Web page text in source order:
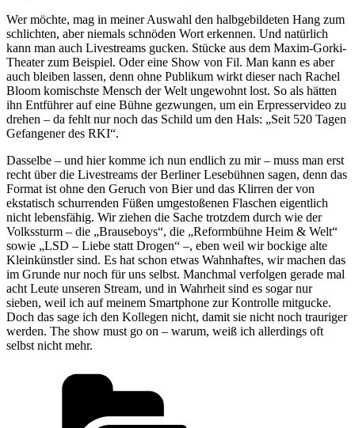
Wer möchte, mag in meiner Auswahl den halbgebildeten Hang zum
schlichten, aber niemals schnöden Wort erkennen. Und natürlich
kann man auch Livestreams gucken. Stücke aus dem Maxim-Gorki-
Theater zum Beispiel. Oder eine Show von Fil. Man kann es aber
auch bleiben lassen, denn ohne Publikum wirkt dieser nach Rachel
Bloom komischste Mensch der Welt ungewohnt lost. So als hätten
ihn Entführer auf eine Bühne gezwungen, um ein Erpresservideo zu
drehen – da fehlt nur noch das Schild um den Hals: „Seit 520 Tagen
Gefangener des RKI“.
Dasselbe – und hier komme ich nun endlich zu mir – muss man erst
recht über die Livestreams der Berliner Lesebühnen sagen, denn das
Format ist ohne den Geruch von Bier und das Klirren der von
ekstatisch schurrenden Füßen umgestoßenen Flaschen eigentlich
nicht lebensfähig. Wir ziehen die Sache trotzdem durch wie der
Volkssturm – die „Brauseboys“, die „Reformbühne Heim & Welt“
sowie „LSD – Liebe statt Drogen“ –, eben weil wir bockige alte
Kleinkünstler sind. Es hat schon etwas Wahnhaftes, wir machen das
im Grunde nur noch für uns selbst. Manchmal verfolgen gerade mal
acht Leute unseren Stream, und in Wahrheit sind es sogar nur
sieben, weil ich auf meinem Smartphone zur Kontrolle mitgucke.
Doch das sage ich den Kollegen nicht, damit sie nicht noch trauriger
werden. The show must go on – warum, weiß ich allerdings oft
selbst nicht mehr.